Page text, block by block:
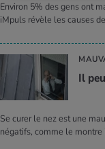
Environ 5% des gens ont
iMpuls révèle les causes
Il
Se curer le nez est une
négatifs, comme le montre